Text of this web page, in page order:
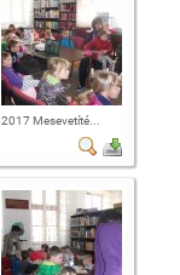
2017 Mesevetíté...